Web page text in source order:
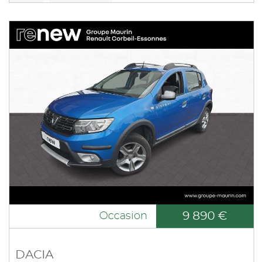
Occasion 9 890 €
DACIA